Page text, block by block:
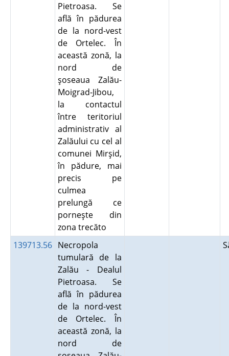
Pietroasa. Se
află în pădurea
de la nord-vest
de Ortelec. În
această zonă, la
nord de
şoseaua Zalău-
Moigrad-Jibou,
la contactul
între teritoriul
administrativ al
Zalăului cu cel al
comunei Mirşid,
în pădure, mai
precis pe
culmea
prelungă ce
porneşte din
zona trecăto
139713.56 Necropola
tumulară de la
Zalău - Dealul
Pietroasa. Se
află în pădurea
de la nord-vest
de Ortelec. În
această zonă, la
nord de